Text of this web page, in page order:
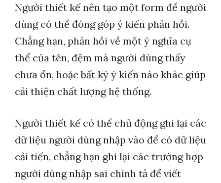
Người thiết kế nên tạo một form để người
dùng có thể đóng góp ý kiến phản hồi.
Chẳng hạn, phản hồi về một ý nghĩa cụ
thể của tên, đệm mà người dùng thấy
chưa ổn, hoặc bất kỳ ý kiến nào khác giúp
cải thiện chất lượng hệ thống.
Người thiết kế có thể chủ động ghi lại các
dữ liệu người dùng nhập vào để có dữ liệu
cải tiến, chẳng hạn ghi lại các trường hợp
người dùng nhập sai chính tả để viết